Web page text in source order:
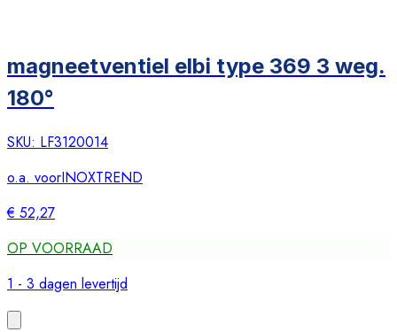
magneetventiel elbi type 369 3 weg.
180°
SKU: LF3120014
o.a. voorINOXTREND
€ 52,27
OP VOORRAAD
1 - 3 dagen levertijd